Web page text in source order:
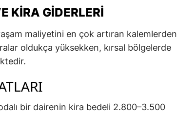
KIRA GIDERLERI
maliyetini en çok artıran kalemlerden
oldukça yüksekken, kırsal bölgelerde
bir dairenin kira bedeli 2.800–3.500